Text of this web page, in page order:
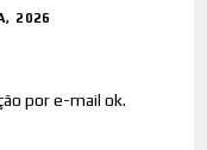
2026
por e-mail ok.